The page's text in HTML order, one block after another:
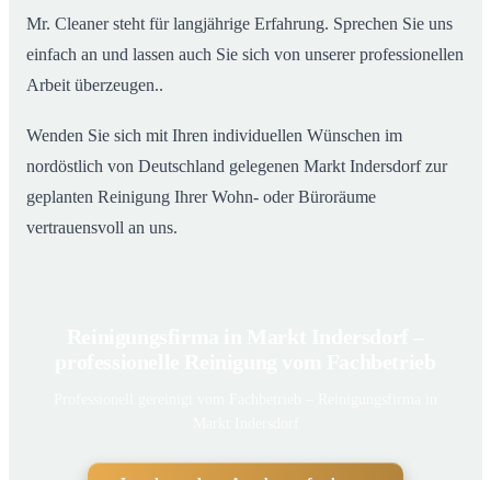
Mr. Cleaner steht für langjährige Erfahrung. Sprechen Sie uns
einfach an und lassen auch Sie sich von unserer professionellen
Arbeit überzeugen..
Wenden Sie sich mit Ihren individuellen Wünschen im
nordöstlich von Deutschland gelegenen Markt Indersdorf zur
geplanten Reinigung Ihrer Wohn- oder Büroräume
vertrauensvoll an uns.